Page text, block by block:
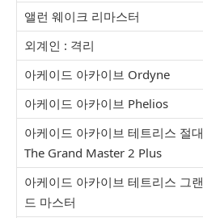
앨런 웨이크 리마스터
외계인 : 격리
아케이드 아카이브 Ordyne
아케이드 아카이브 Phelios
아케이드 아카이브 테트리스 절대
The Grand Master 2 Plus
아케이드 아카이브 테트리스 그랜
드 마스터